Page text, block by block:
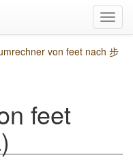
von feet nach 步
feet